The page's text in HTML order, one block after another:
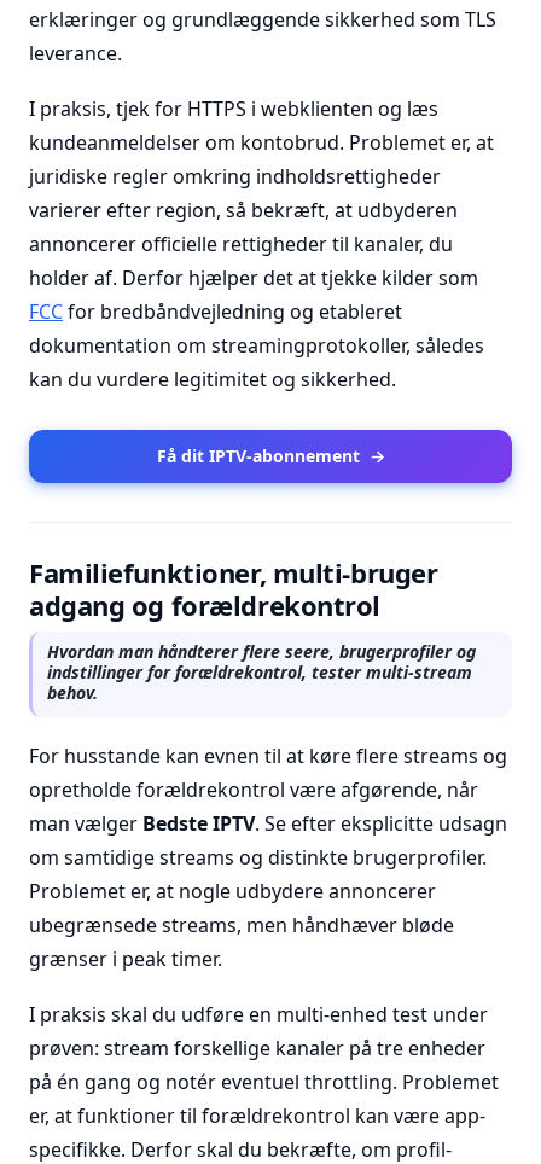
erklæringer og grundlæggende sikkerhed som TLS
leverance.
I praksis, tjek for HTTPS i webklienten og læs
kundeanmeldelser om kontobrud. Problemet er, at
juridiske regler omkring indholdsrettigheder
varierer efter region, så bekræft, at udbyderen
annoncerer officielle rettigheder til kanaler, du
holder af. Derfor hjælper det at tjekke kilder som
FCCfor bredbåndvejledning og etableret
dokumentation om streamingprotokoller, således
kan du vurdere legitimitet og sikkerhed.
Få dit IPTV-abonnement →
Familiefunktioner, multi-bruger
adgang og forældrekontrol
Hvordan man håndterer flere seere, brugerprofiler og
indstillinger for forældrekontrol, tester multi-stream
behov.
For husstande kan evnen til at køre flere streams og
opretholde forældrekontrol være afgørende, når
man vælger Bedste IPTV. Se efter eksplicitte udsagn
om samtidige streams og distinkte brugerprofiler.
Problemet er, at nogle udbydere annoncerer
ubegrænsede streams, men håndhæver bløde
grænser i peak timer.
I praksis skal du udføre en multi-enhed test under
prøven: stream forskellige kanaler på tre enheder
på én gang og notér eventuel throttling. Problemet
er, at funktioner til forældrekontrol kan være app-
specifikke. Derfor skal du bekræfte, om profil-